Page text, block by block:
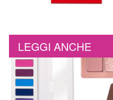
LEGGI ANCHE